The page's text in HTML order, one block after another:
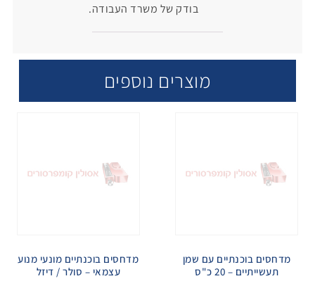
בודק של משרד העבודה.
מוצרים נוספים
מדחסים בוכנתיים עם שמן
תעשייתיים – 20 כ"ס
מדחסים בוכנתיים מונעי מנוע
עצמאי – סולר / דיזל